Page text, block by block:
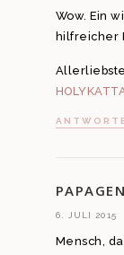
Wow. Ein
hilfreicher
Allerliebste
6. JULI 2015
Mensch,